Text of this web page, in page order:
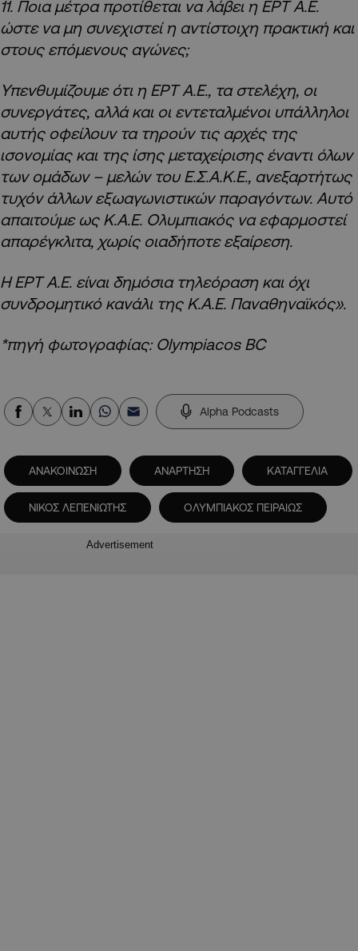
11. Ποια μέτρα προτίθεται να λάβει η ΕΡΤ Α.Ε.
ώστε να μη συνεχιστεί η αντίστοιχη πρακτική και
στους επόμενους αγώνες;
Υπενθυμίζουμε ότι η ΕΡΤ Α.Ε., τα στελέχη, οι
συνεργάτες, αλλά και οι εντεταλμένοι υπάλληλοι
αυτής οφείλουν τα τηρούν τις αρχές της
ισονομίας και της ίσης μεταχείρισης έναντι όλων
των ομάδων – μελών του Ε.Σ.Α.Κ.Ε., ανεξαρτήτως
τυχόν άλλων εξωαγωνιστικών παραγόντων. Αυτό
απαιτούμε ως Κ.Α.Ε. Ολυμπιακός να εφαρμοστεί
απαρέγκλιτα, χωρίς οιαδήποτε εξαίρεση.
Η ΕΡΤ Α.Ε. είναι δημόσια τηλεόραση και όχι
συνδρομητικό κανάλι της Κ.Α.Ε. Παναθηναϊκός».
*πηγή φωτογραφίας: Olympiacos BC
Alpha Podcasts
ΑΝΑΚΟΙΝΩΣΗ ΑΝΑΡΤΗΣΗ ΚΑΤΑΓΓΕΛΙΑ
ΝΙΚΟΣ ΛΕΠΕΝΙΩΤΗΣ ΟΛΥΜΠΙΑΚΟΣ ΠΕΙΡΑΙΩΣ
Advertisement